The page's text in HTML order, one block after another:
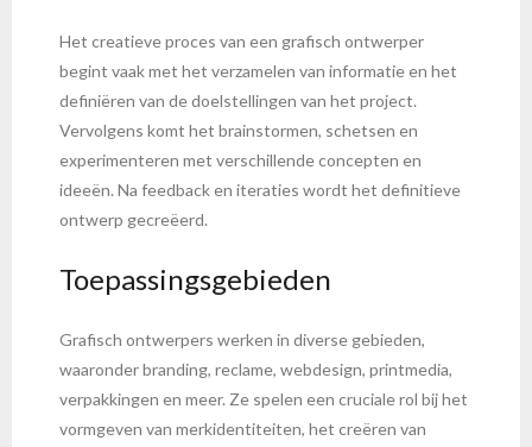
Het creatieve proces van een grafisch ontwerper
begint vaak met het verzamelen van informatie en het
definiëren van de doelstellingen van het project.
Vervolgens komt het brainstormen, schetsen en
experimenteren met verschillende concepten en
ideeën. Na feedback en iteraties wordt het definitieve
ontwerp gecreëerd.
Toepassingsgebieden
Grafisch ontwerpers werken in diverse gebieden,
waaronder branding, reclame, webdesign, printmedia,
verpakkingen en meer. Ze spelen een cruciale rol bij het
vormgeven van merkidentiteiten, het creëren van